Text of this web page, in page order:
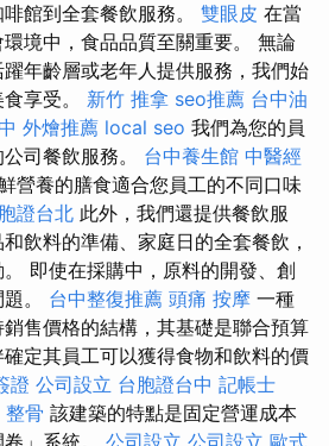
館到全套餐飲服務。 雙眼皮 在當
境中，食品品質至關重要。 無論
年齡層或老年人提供服務，我們始
享受。 新竹 推拿 seo推薦 台中油
外燴推薦 local seo 我們為您的員
司餐飲服務。 台中養生館 中醫經
營養的膳食適合您員工的不同口味
證台北 此外，我們還提供餐飲服
飲料的準備、家庭日的全套餐飲，
即使在採購中，原料的開發、創
。 台中整復推薦 頭痛 按摩 一種
售價格的結構，其基礎是聯合預算
定其員工可以獲得食物和飲料的價
證 公司設立 台胞證台中 記帳士
整骨 該建築的特點是固定營運成本
」系統。 公司設立 公司設立 歐式